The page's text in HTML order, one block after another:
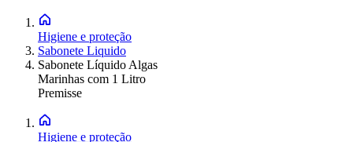
Higiene e proteção
Sabonete Liquido
Sabonete Líquido Algas
Marinhas com 1 Litro
Premisse
Higiene e proteção